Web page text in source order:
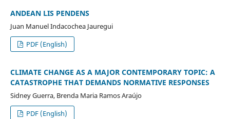
ANDEAN LIS PENDENS
Juan Manuel Indacochea Jauregui
PDF (English)
CLIMATE CHANGE AS A MAJOR CONTEMPORARY TOPIC: A
CATASTROPHE THAT DEMANDS NORMATIVE RESPONSES
Sidney Guerra, Brenda Maria Ramos Araújo
PDF (English)